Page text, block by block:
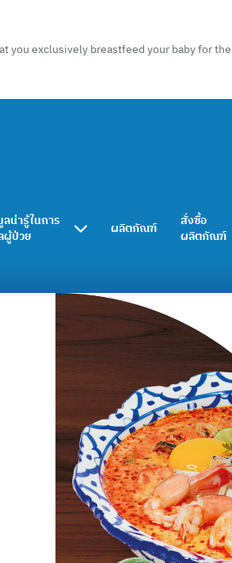
you exclusively breastfeed your baby for
น่ารู้ในการ
ผู้ป่วย
ผลิตภัณฑ์
สั่งซื้อ
ผลิตภัณฑ์